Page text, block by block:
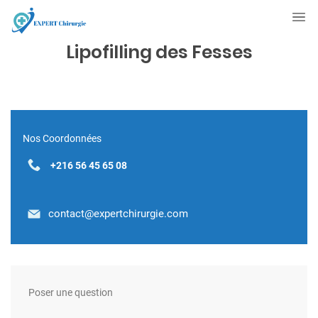
Lipofilling des Fesses
Nos Coordonnées
+216 56 45 65 08
contact@expertchirurgie.com
Poser une question